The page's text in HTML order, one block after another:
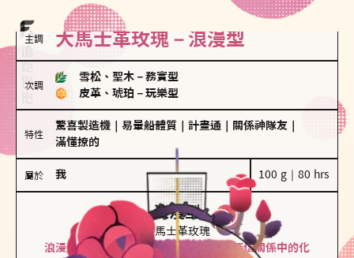
主調 大馬士革玫瑰－浪漫型
次調
雪松、聖木 － 務實型
皮革、琥珀 － 玩樂型
特性
驚喜製造機 易暈船體質 計畫通 關係神隊友
滿懂撩的
屬於 我 100 g｜80 hrs
浪漫型
大馬士革玫瑰
浪漫型的人以激情與性吸引力為基礎，深信關係中的化